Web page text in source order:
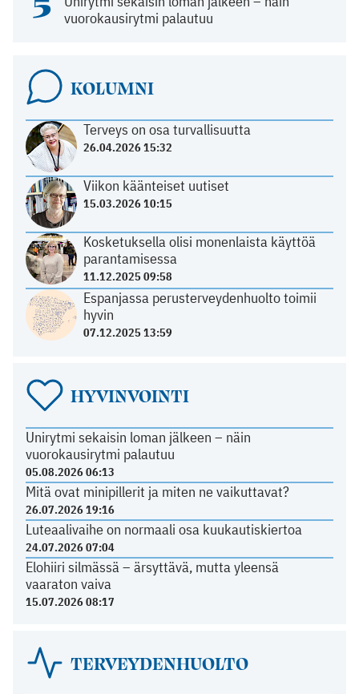
vuorokausirytmi palautuu
KOLUMNI
Terveys on osa turvallisuutta
26.04.2026 15:32
Viikon käänteiset uutiset
15.03.2026 10:15
Kosketuksella olisi monenlaista käyttöä
parantamisessa
11.12.2025 09:58
Espanjassa perusterveydenhuolto toimii
hyvin
07.12.2025 13:59
HYVINVOINTI
Unirytmi sekaisin loman jälkeen – näin
vuorokausirytmi palautuu
05.08.2026 06:13
Mitä ovat minipillerit ja miten ne vaikuttavat?
26.07.2026 19:16
Luteaalivaihe on normaali osa kuukautiskiertoa
24.07.2026 07:04
Elohiiri silmässä – ärsyttävä, mutta yleensä
vaaraton vaiva
15.07.2026 08:17
TERVEYDENHUOLTO